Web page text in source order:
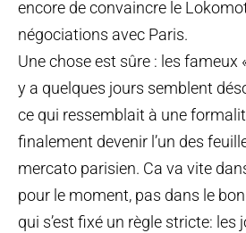
encore de convaincre le
négociations avec Paris.
Une chose est sûre : les fameux
y a quelques jours semblent
ce qui ressemblait à une
finalement devenir l’un des
mercato parisien. Ca va vite
pour le moment, pas dans le
qui s’est fixé un règle stricte: les